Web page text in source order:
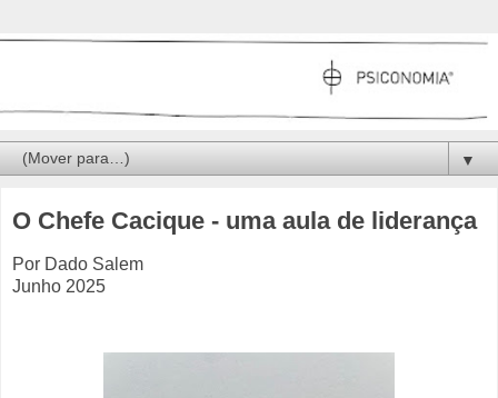
▼
O Chefe Cacique - uma aula de liderança
Por Dado Salem
Junho 2025